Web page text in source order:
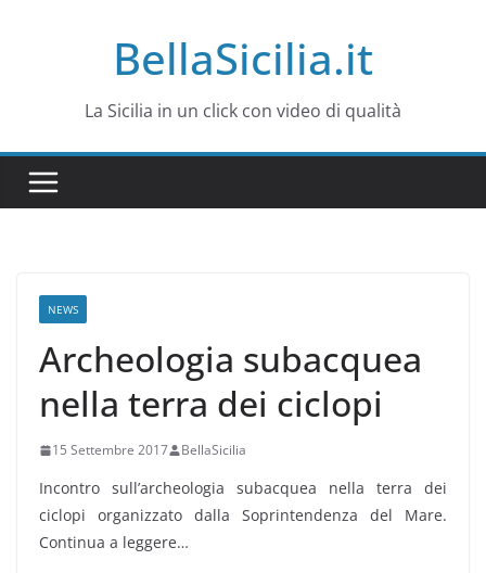
BellaSicilia.it
La Sicilia in un click con video di qualità
NEWS
Archeologia subacquea
nella terra dei ciclopi
15 Settembre 2017 BellaSicilia
Incontro sull’archeologia subacquea nella terra dei
ciclopi organizzato dalla Soprintendenza del Mare.
Continua a leggere…